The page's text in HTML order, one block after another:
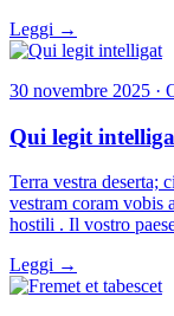
Leggi →
30 novembre 2025 ·
Qui legit
Terra vestra deserta;
vestram coram vobis
hostili . Il vostro
Leggi →